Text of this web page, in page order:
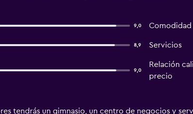
9,0 Comodidad
8,9 Servicios
9,0
Relación
precio
tendrás un gimnasio, un centro de negocios y